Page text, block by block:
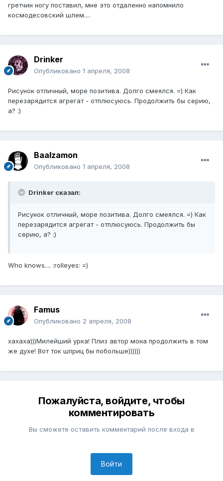
гретчин ногу поставил, мне это отдаленно напомнило
космодесовский шлем....
Drinker
Опубликовано 1 апреля, 2008
Рисунок отличный, море позитива. Долго смеялся. =) Как
перезарядится агрегат - отплюсуюсь. Продолжить бы серию,
а? :)
Baalzamon
Опубликовано 1 апреля, 2008
Drinker сказал:
Рисунок отличный, море позитива. Долго смеялся. =) Как
перезарядится агрегат - отплюсуюсь. Продолжить бы
серию, а? :)
Who knows.... :rolleyes: =)
Famus
Опубликовано 2 апреля, 2008
хахаха)))Милейший урка! Плиз автор мона продолжить в том
же духе! Вот ток шприц бы побольше))))))
Пожалуйста, войдите, чтобы
комментировать
Вы сможете оставить комментарий после входа в
Войти